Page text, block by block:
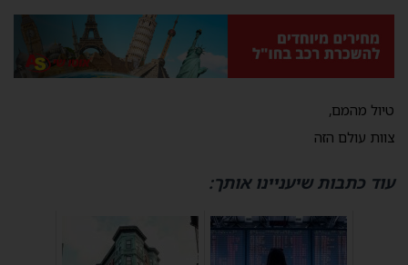
טיול מהמם,
צוות עולם הזה
עוד כתבות שיעניינו אותך: